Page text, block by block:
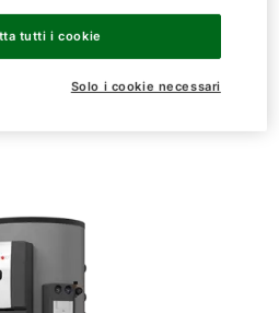
BSP-1000
termico1000 mm
Solo i cookie necessari
tutti i cookie